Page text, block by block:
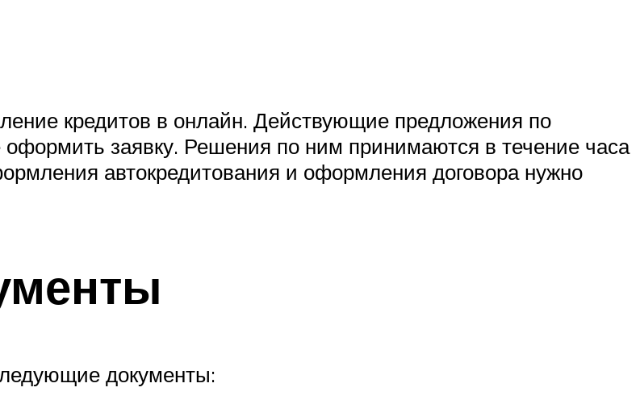
кредитов в онлайн. Действующие предложения по
заявку. Решения по ним принимаются в течение часа
автокредитования и оформления договора нужно
документы: